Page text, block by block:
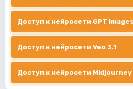
Доступ к нейросети GPT
Доступ к нейросети Veo 3.1
Доступ к нейросети Midjourney